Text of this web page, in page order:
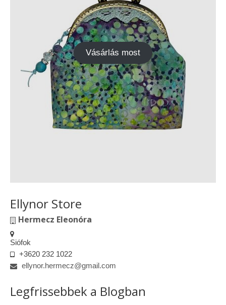
Vásárlás most
Ellynor Store
Hermecz Eleonóra
Siófok
+3620 232 1022
ellynor.hermecz@gmail.com
Legfrissebbek a Blogban